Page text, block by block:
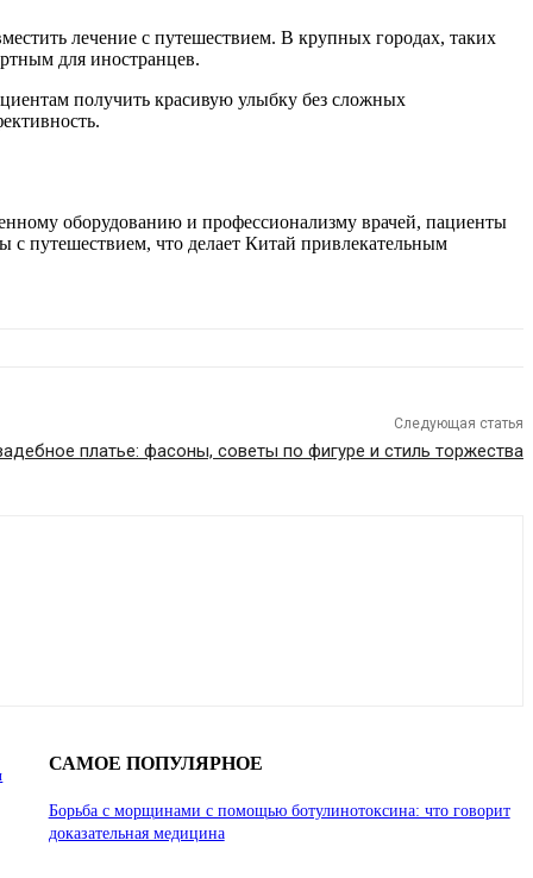
лечение с путешествием. В крупных городах, таких
для иностранцев.
получить красивую улыбку без сложных
оборудованию и профессионализму врачей, пациенты
с путешествием, что делает Китай привлекательным
Следующая статья
платье: фасоны, советы по фигуре и стиль торжества
САМОЕ ПОПУЛЯРНОЕ
Борьба с морщинами с помощью ботулинотоксина: что говорит
доказательная медицина